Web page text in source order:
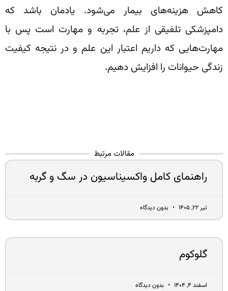
کاهش هزینه‌های بیمار می‌شود. یادمان باشد که
دامپزشکی تلفیقی از علم، تجربه و مهارت است پس با
مهارت‌هایی که داریم اعتبار این علم و در نتیجه کیفیت
زندگی حیوانات را افزایش دهیم.
مقالات مرتبط
راهنمای کامل واکسیناسیون در سگ و گربه
تیر ۲۲, ۱۴۰۵ بدون دیدگاه
گلوکوم
اسفند ۴, ۱۴۰۴ بدون دیدگاه